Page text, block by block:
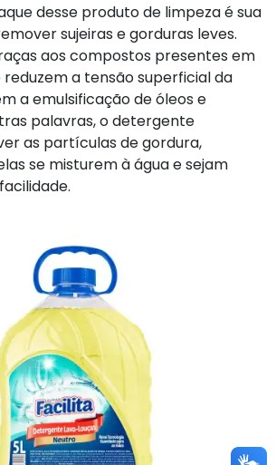
desse produto de limpeza é sua
sujeiras e gorduras leves.
aos compostos presentes em
reduzem a tensão superficial da
a emulsificação de óleos e
palavras, o detergente
as partículas de gordura,
se misturem à água e sejam